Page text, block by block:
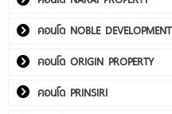
คอนโด NOBLE DEVELOPMENT
คอนโด ORIGIN PROPERTY
คอนโด PRINSIRI